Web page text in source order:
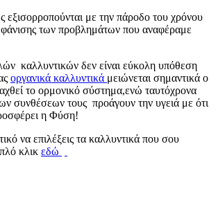
εξισορροπούνται με την πάροδο του χρόνου
των προβλημάτων που αναφέραμε
καλλυντικών δεν είναι εύκολη υπόθεση
οργανικά καλλυντικά μειώνεται σημαντικά ο
το ορμονικό σύστημα,ενώ ταυτόχρονα
συνθέσεων τους προάγουν την υγειά με ότι
η Φύση!
να επιλέξεις τα καλλυντικά που σου
κλικ εδώ